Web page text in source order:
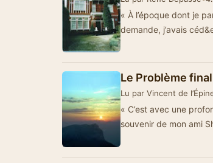
« À l’époque dont je
demande, j’avais
Le Problème final
Lu par Vincent de
« C’est avec une
souvenir de mon ami